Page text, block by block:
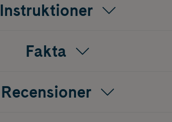
Instruktioner
Fakta
Recensioner